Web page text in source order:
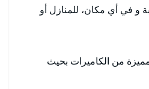
و في أي مكان، للمنازل أو
من الكاميرات بحيث